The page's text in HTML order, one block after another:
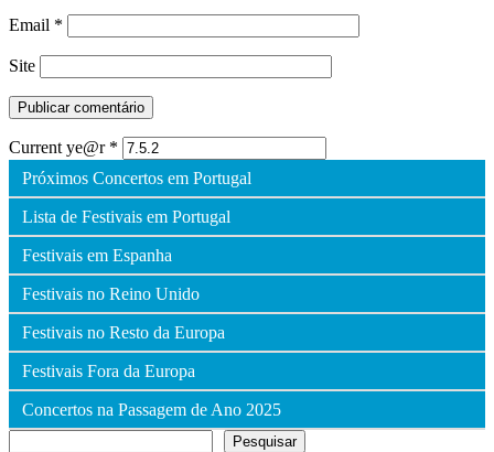
Email *
Site
Current ye@r *
Próximos Concertos em Portugal
Lista de Festivais em Portugal
Festivais em Espanha
Festivais no Reino Unido
Festivais no Resto da Europa
Festivais Fora da Europa
Concertos na Passagem de Ano 2025
Pesquisar